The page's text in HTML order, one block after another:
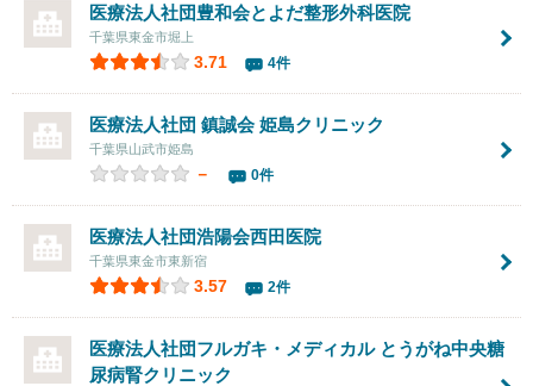
医療法人社団豊和会とよだ整形外科医院
千葉県東金市堀上
3.71 4件
医療法人社団 鎮誠会姫島クリニック
千葉県山武市姫島
－ 0件
医療法人社団浩陽会西田医院
千葉県東金市東新宿
3.57 2件
医療法人社団フルガキ・メディカル とうがね中央糖
尿病腎クリニック